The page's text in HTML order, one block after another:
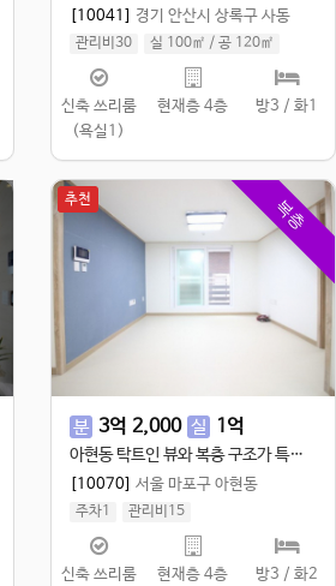
[10041] 경기 안산시 상록구 사동
관리비30 실 100㎡ / 공 120㎡
신축 쓰리룸
(욕실1)
현재층 4층 방3 / 화1
복층
추천
분 3억 2,000 실 1억
아현동 탁트인 뷰와 복층 구조가 특징인 신축빌라 구경오세요!
[10070] 서울 마포구 아현동
주차1
관리비15
실 100㎡
공 129.98㎡
신축 쓰리룸
현재층 4층 방3 / 화2